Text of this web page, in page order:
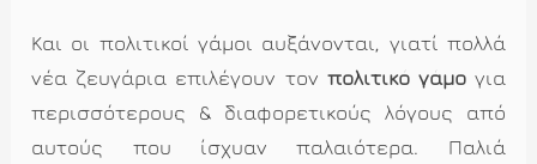
Και οι πολιτικοί γάμοι αυξάνονται, γιατί πολλά
νέα ζευγάρια επιλέγουν τον πολιτικό γάμογια
περισσότερους & διαφορετικούς λόγους από
αυτούς που ίσχυαν παλαιότερα. Παλιά